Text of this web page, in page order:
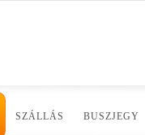
SZÁLLÁS BUSZJEGY